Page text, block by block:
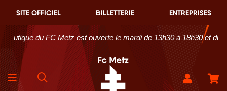
SITE OFFICIEL BILLETTERIE ENTREPRISES
du FC Metz est ouverte le mardi de 13h30 à 18h30 et du